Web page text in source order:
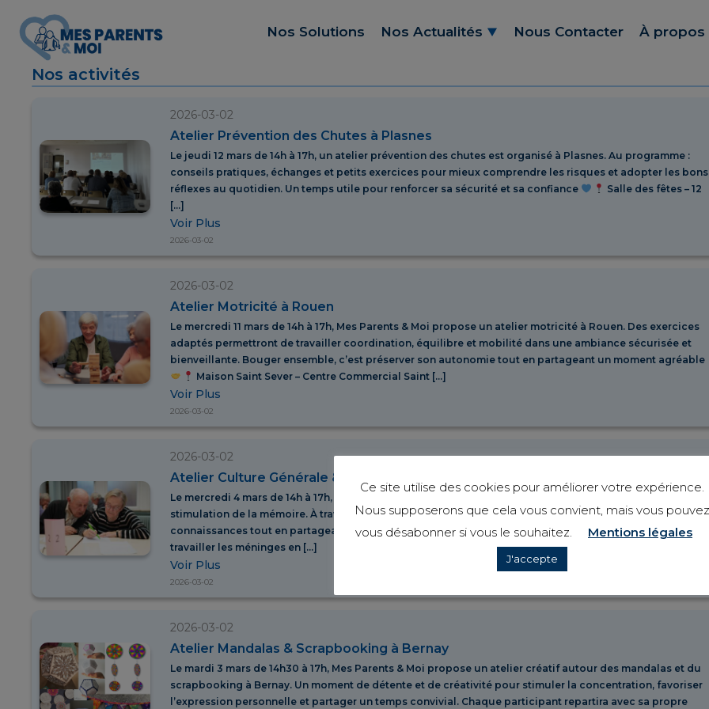
Nos Solutions Nos Actualités Nous Contacter À propos
Nos activités
2026-03-02
Atelier Prévention des Chutes à Plasnes
Le jeudi 12 mars de 14h à 17h, un atelier prévention des chutes est organisé à Plasnes. Au programme :
conseils pratiques, échanges et petits exercices pour mieux comprendre les risques et adopter les bons
réflexes au quotidien. Un temps utile pour renforcer sa sécurité et sa confiance
Salle des fêtes – 12
[…]
Voir Plus
2026-03-02
2026-03-02
Atelier Motricité à Rouen
Le mercredi 11 mars de 14h à 17h, Mes Parents & Moi propose un atelier motricité à Rouen. Des exercices
adaptés permettront de travailler coordination, équilibre et mobilité dans une ambiance sécurisée et
bienveillante. Bouger ensemble, c’est préserver son autonomie tout en partageant un moment agréable
Maison Saint Sever – Centre Commercial Saint […]
Voir Plus
2026-03-02
2026-03-02
Atelier Culture Générale & Mémoire à Elbeuf
Le mercredi 4 mars de 14h à 17h, rendez-vous à Elbeuf pour un atelier dédié à la culture générale et à la
stimulation de la mémoire. À travers quiz, jeux et échanges, les participants pourront mobiliser leurs
connaissances tout en partageant un moment ludique et convivial. Un atelier dynamique pour faire
travailler les méninges en […]
Voir Plus
2026-03-02
2026-03-02
Atelier Mandalas & Scrapbooking à Bernay
Le mardi 3 mars de 14h30 à 17h, Mes Parents & Moi propose un atelier créatif autour des mandalas et du
scrapbooking à Bernay. Un moment de détente et de créativité pour stimuler la concentration, favoriser
l’expression personnelle et partager un temps convivial. Chaque participant repartira avec sa propre
Ce site utilise des cookies pour améliorer votre expérience.
Nous supposerons que cela vous convient, mais vous pouvez
vous désabonner si vous le souhaitez.
Mentions légales
J'accepte